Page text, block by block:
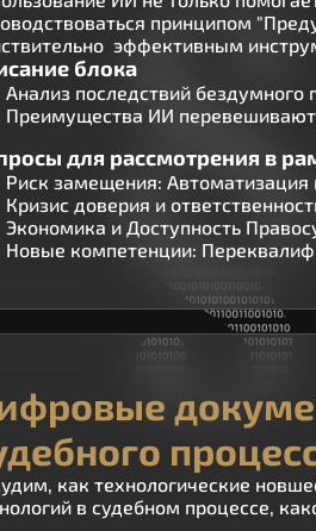
принципом
эффективным
блока
Анализ последствий
Преимущества ИИ перевешивают
для рассмотрения в
Риск замещения: Автоматизация
Кризис доверия и
Экономика и Доступность
Новые компетенции:
как технологические
в судебном процессе,